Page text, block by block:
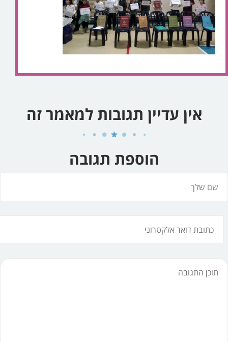
אין עדיין תגובות למאמר זה
הוספת תגובה